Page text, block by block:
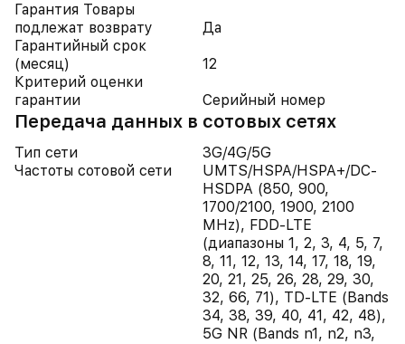
Гарантия Товары
подлежат возврату
Да
Гарантийный срок
(месяц)
12
Критерий оценки
гарантии
Серийный номер
Передача данных в сотовых сетях
Тип сети
3G/4G/5G
Частоты сотовой сети
UMTS/HSPA/HSPA+/DC-
HSDPA (850, 900,
1700/2100, 1900, 2100
MHz), FDD-LTE
(диапазоны 1, 2, 3, 4, 5, 7,
8, 11, 12, 13, 14, 17, 18, 19,
20, 21, 25, 26, 28, 29, 30,
32, 66, 71), TD-LTE (Bands
34, 38, 39, 40, 41, 42, 48),
5G NR (Bands n1, n2, n3,